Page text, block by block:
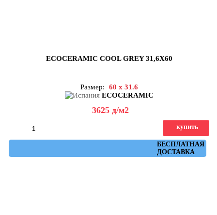
ECOCERAMIC COOL GREY 31,6X60
Размер:
60 x 31.6
ECOCERAMIC
3625 д/м2
БЕСПЛАТНАЯ
ДОСТАВКА
купить